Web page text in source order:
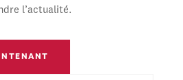
l’actualité.